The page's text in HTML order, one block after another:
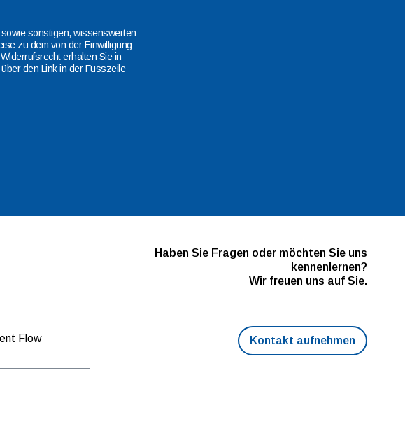
sonstigen, wissenswerten
zu dem von der Einwilligung
erhalten Sie in
den Link in der Fusszeile
Flow
Haben Sie Fragen oder möchten Sie uns
kennenlernen?
Wir freuen uns auf Sie.
Kontakt aufnehmen